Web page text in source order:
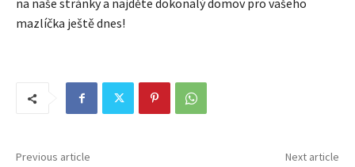
mazlíčka ještě dnes!
Previous article Next article